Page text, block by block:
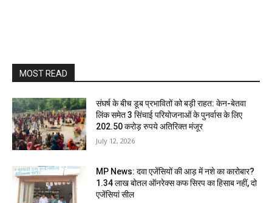
MOST READ
संघर्ष के बीच डूब प्रभावितों को बड़ी राहत: केन-बेतवा
लिंक समेत 3 सिंचाई परियोजनाओं के पुनर्वास के लिए
202.50 करोड़ रुपये अतिरिक्त मंजूर
July 12, 2026
MP News: दवा एजेंसियों की आड़ में नशे का कारोबार?
1.34 लाख बोतल ऑनरेक्स कफ सिरप का हिसाब नहीं, दो
एजेंसियां सील